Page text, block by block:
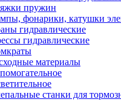
пружин
фонарики, катушки
гидравлические
гидравлические
материалы
станки для